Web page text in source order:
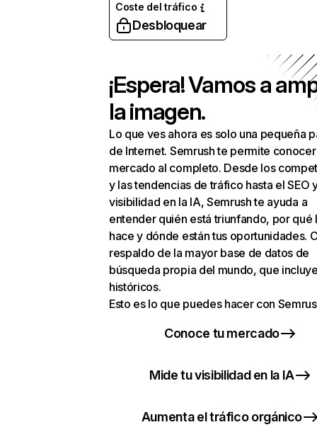
Coste del tráfico
Desbloquear
¡Espera! Vamos a
la imagen.
Lo que ves ahora es solo una pequeña
de Internet. Semrush te permite
mercado al completo. Desde los
y las tendencias de tráfico hasta el SEO
visibilidad en la IA, Semrush te ayuda a
entender quién está triunfando, por qué
hace y dónde están tus oportunidades.
respaldo de la mayor base de datos de
búsqueda propia del mundo, que
históricos.
Esto es lo que puedes hacer con
Conoce tu mercado
Mide tu visibilidad en la IA
Aumenta el tráfico orgánico